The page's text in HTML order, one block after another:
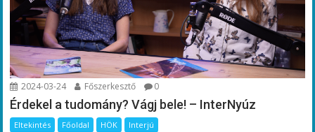
2024-03-24 Főszerkesztő 0
Érdekel a tudomány? Vágj bele! – InterNyúz
Eltekintés Főoldal HÖK Interjú